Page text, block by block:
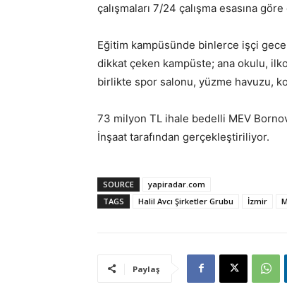
çalışmaları 7/24 çalışma esasına
Eğitim kampüsünde binlerce işçi gece
dikkat çeken kampüste; ana okulu,
birlikte spor salonu, yüzme havuzu,
73 milyon TL ihale bedelli MEV
İnşaat tarafından gerçekleştiriliyor.
SOURCE
yapiradar.com
TAGS
Halil Avcı Şirketler Grubu İzmir
Paylaş